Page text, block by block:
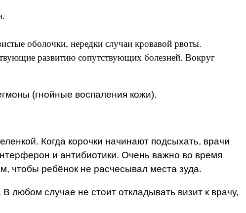
оболочки, нередки случаи кровавой рвоты.
развитию сопутствующих болезней. Вокруг
(гнойные воспаления кожи).
Когда корочки начинают подсыхать, врачи
и антибиотики. Очень важно во время
чтобы ребёнок не расчесывал места зуда.
любом случае не стоит откладывать визит к врачу,